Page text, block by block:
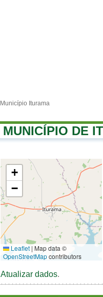
Município Iturama
MUNICÍPIO DE
+
−
Leaflet | Map data ©
OpenStreetMapcontributors
Atualizar dados.